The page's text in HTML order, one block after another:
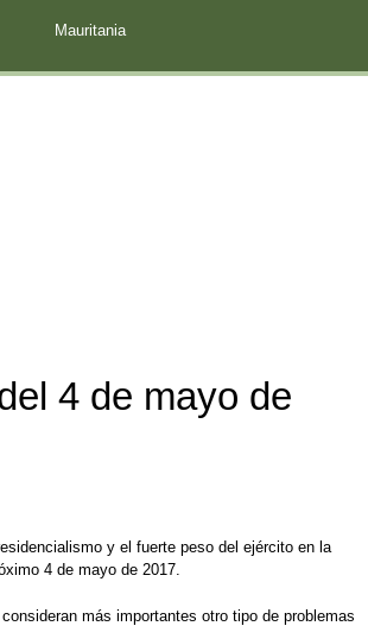
4 de mayo de
y el fuerte peso del ejército en la
4 de mayo de 2017.
más importantes otro tipo de problemas
Mauritania